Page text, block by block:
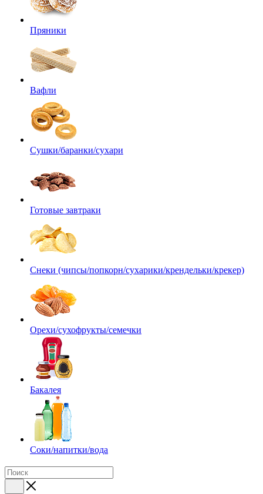
Пряники
Вафли
Сушки/баранки/сухари
Готовые завтраки
Снеки (чипсы/попкорн/сухарики/крендельки/крекер)
Орехи/сухофрукты/семечки
Бакалея
Соки/напитки/вода